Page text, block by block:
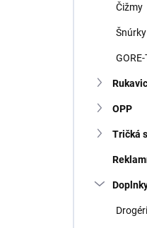
Čižmy
GORE-
OPP
Tričká